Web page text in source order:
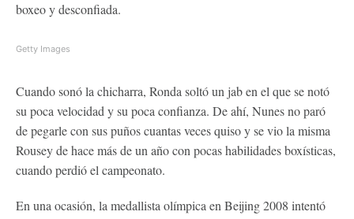
boxeo y desconfiada.
Getty Images
Cuando sonó la chicharra, Ronda soltó un jab en el que se notó
su poca velocidad y su poca confianza. De ahí, Nunes no paró
de pegarle con sus puños cuantas veces quiso y se vio la misma
Rousey de hace más de un año con pocas habilidades boxísticas,
cuando perdió el campeonato.
En una ocasión, la medallista olímpica en Beijing 2008 intentó